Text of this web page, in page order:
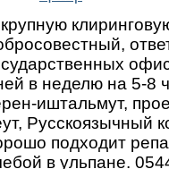
в неделю на 5-8
иштальмут,
Русскоязычный
подходит
в ульпане.